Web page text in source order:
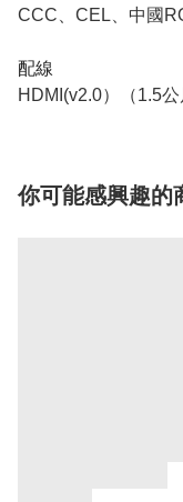
CCC、CEL、中國
配線
HDMI(v2.0）（1.5
你可能感興趣的